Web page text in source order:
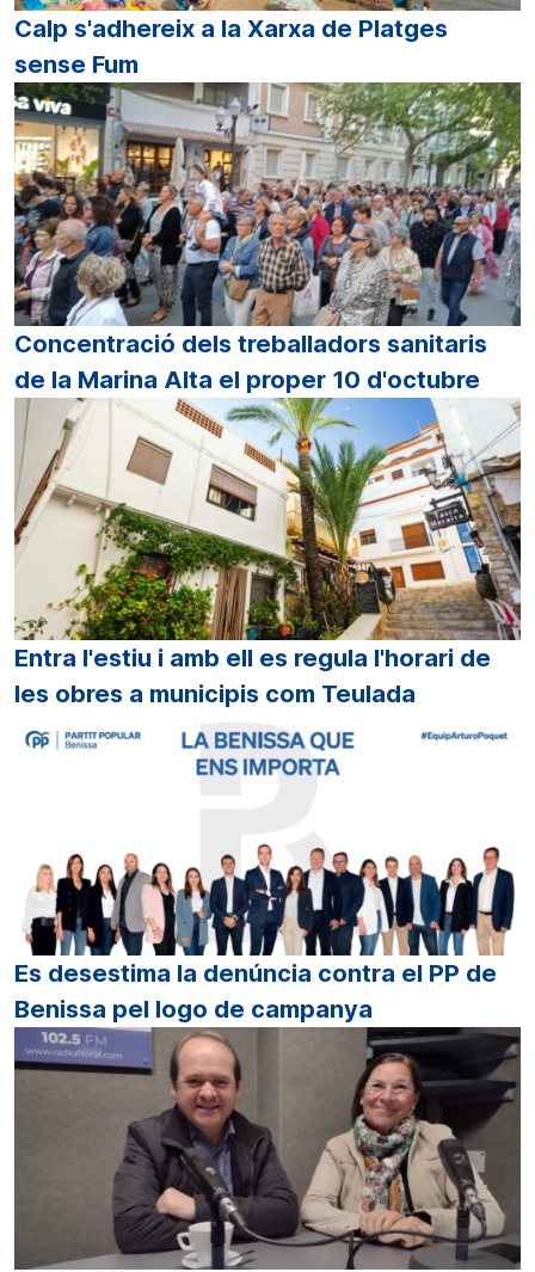
Calp s'adhereix a la Xarxa de Platges
sense Fum
Concentració dels treballadors sanitaris
de la Marina Alta el proper 10 d'octubre
Entra l'estiu i amb ell es regula l'horari de
les obres a municipis com Teulada
Es desestima la denúncia contra el PP de
Benissa pel logo de campanya